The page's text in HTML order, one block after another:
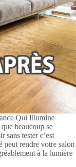
Qui Illumine
beaucoup se
sans tester c’est
peut rendre votre salon
à la lumière